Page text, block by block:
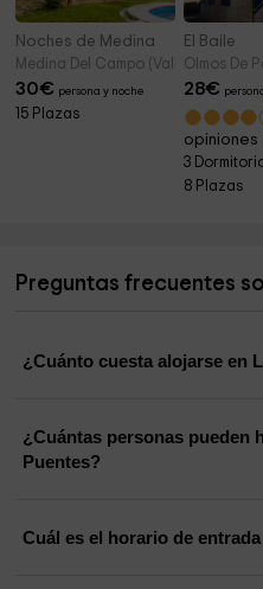
Noches de Medina
Medina Del Campo (Valladolid)
30€ persona y noche
15 Plazas
El Baile
Olmos De
28€
opiniones
3
8 Plazas
Preguntas frecuentes
¿Cuánto cuesta alojarse en
¿Cuántas personas pueden
Puentes?